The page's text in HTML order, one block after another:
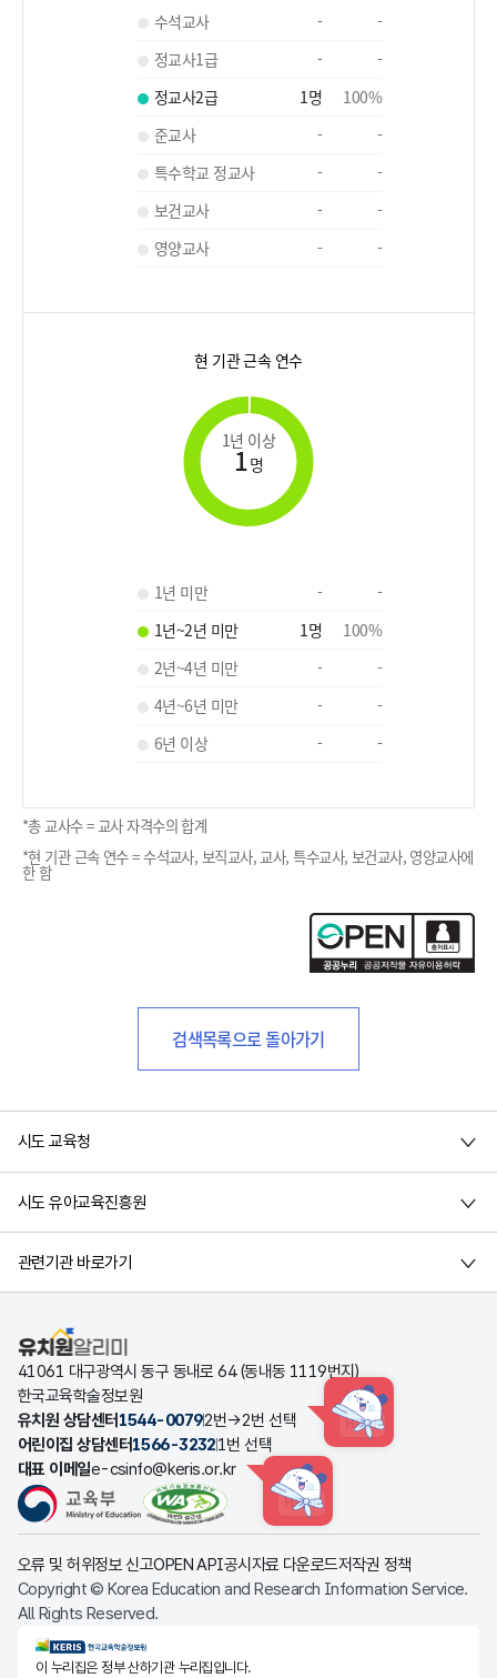
수석교사 -
-
정교사1급
-
-
정교사2급
1명 100%
준교사
-
-
특수학교 정교사
-
-
보건교사
-
-
영양교사
- -
현 기관 근속 연수
1년 이상
1명
1년 미만 -
-
1년~2년 미만
1명 100%
2년~4년 미만
-
-
4년~6년 미만
-
-
6년 이상
- -
*총 교사수 = 교사 자격수의 합계
*현 기관 근속 연수 = 수석교사, 보직교사, 교사, 특수교사, 보건교사, 영양교사에
한 함
검색목록으로 돌아가기
시도 교육청
시도 유아교육진흥원
관련기관 바로가기
유치원알리미
41061 대구광역시 동구 동내로 64 (동내동 1119번지)
한국교육학술정보원
유치원 상담센터 1544-00792번→2번 선택 HINT
어린이집 상담센터1566-32321번 선택
대표 이메일e-csinfo@keris.or.kr
HINT
오류 및 허위정보 신고OPEN API공시자료 다운로드저작권 정책
Copyright © Korea Education and Research Information Service.
All Rights Reserved.
KERIS한국교육학술정보원
이 누리집은 정부 산하기관 누리집입니다.